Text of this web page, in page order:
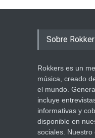
Sobre
Rokkers es un
música, creado
el mundo.
incluye
informativas y
disponible en
sociales. Nuestro